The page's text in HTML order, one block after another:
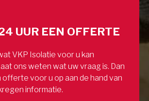
UUR EEN OFFERTE
VKP Isolatie voor u kan
ons weten wat uw vraag is. Dan
offerte voor u op aan de hand van
informatie.